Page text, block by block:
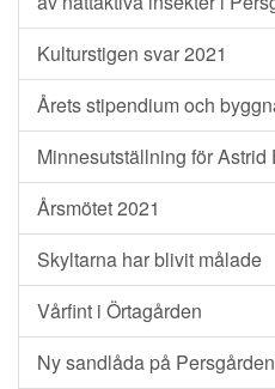
Kulturstigen svar 2021
Årets stipendium och
Minnesutställning för Astrid
Årsmötet 2021
Skyltarna har blivit målade
Vårfint i Örtagården
Ny sandlåda på Persgården